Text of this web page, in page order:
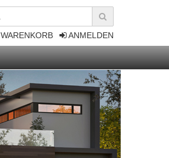
ANMELDEN
WARENKORB